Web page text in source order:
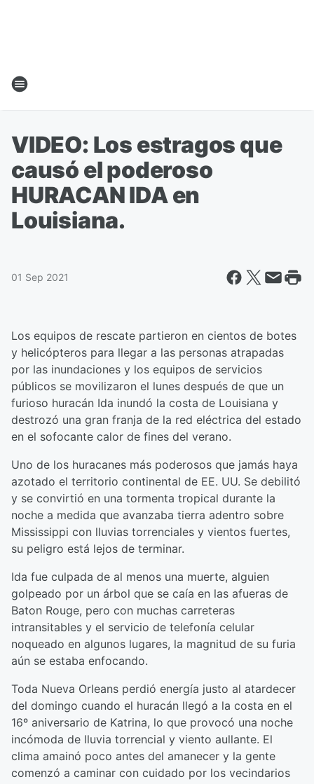
VIDEO: Los estragos que
causó el poderoso
HURACAN IDA en
Louisiana.
01 Sep 2021
Los equipos de rescate partieron en cientos de botes
y helicópteros para llegar a las personas atrapadas
por las inundaciones y los equipos de servicios
públicos se movilizaron el lunes después de que un
furioso huracán Ida inundó la costa de Louisiana y
destrozó una gran franja de la red eléctrica del estado
en el sofocante calor de fines del verano.
Uno de los huracanes más poderosos que jamás haya
azotado el territorio continental de EE. UU. Se debilitó
y se convirtió en una tormenta tropical durante la
noche a medida que avanzaba tierra adentro sobre
Mississippi con lluvias torrenciales y vientos fuertes,
su peligro está lejos de terminar.
Ida fue culpada de al menos una muerte, alguien
golpeado por un árbol que se caía en las afueras de
Baton Rouge, pero con muchas carreteras
intransitables y el servicio de telefonía celular
noqueado en algunos lugares, la magnitud de su furia
aún se estaba enfocando.
Toda Nueva Orleans perdió energía justo al atardecer
del domingo cuando el huracán llegó a la costa en el
16º aniversario de Katrina, lo que provocó una noche
incómoda de lluvia torrencial y viento aullante. El
clima amainó poco antes del amanecer y la gente
comenzó a caminar con cuidado por los vecindarios